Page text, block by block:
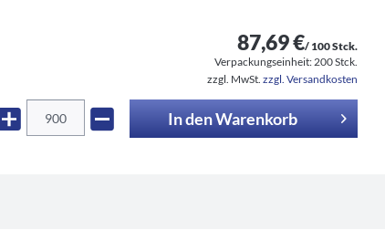
87,69 €/ 100 Stck.
Verpackungseinheit:200 Stck.
zzgl. MwSt. zzgl. Versandkosten
In denWarenkorb